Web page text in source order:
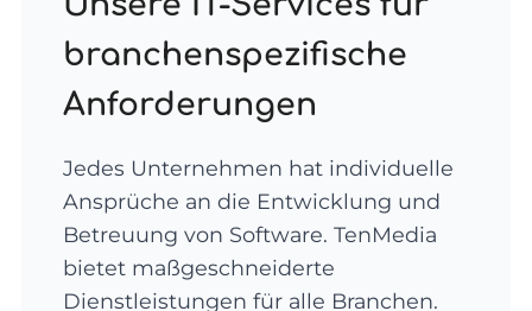
branchenspezifische
Anforderungen
Jedes Unternehmen hat individuelle
Ansprüche an die Entwicklung und
Betreuung von Software. TenMedia
bietet maßgeschneiderte
Dienstleistungen für alle Branchen.